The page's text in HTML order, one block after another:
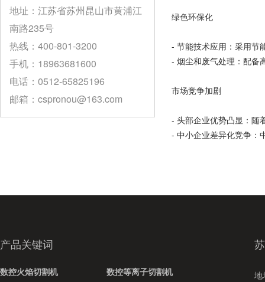
地址：江苏省苏州昆山市黄浦江
南路235号
热线：400-801-3200
手机：18963681600
电话：0512-65825196
邮箱：cspronou@163.com
绿色环保化
- 节能技术应用：采用节
- 烟尘和废气处理：配备
市场竞争加剧
- 头部企业优势凸显：随
- 中小企业差异化竞争：
产品关键词
数控火焰切割机
数控等离子切割机
地